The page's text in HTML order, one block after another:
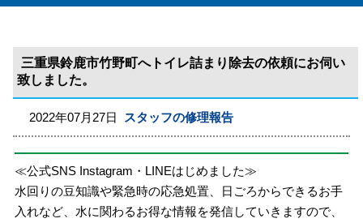
三重県鈴鹿市竹野町へトイレ詰まり除去の依頼にお伺い
致しました。
2022年07月27日 スタッフの修理報告
≪公式SNS Instagram・LINEはじめました≫
水回りの豆知識や緊急時の応急処置、日ごろからできるお手
入れなど、水に関わるお得な情報を発信していきますので、